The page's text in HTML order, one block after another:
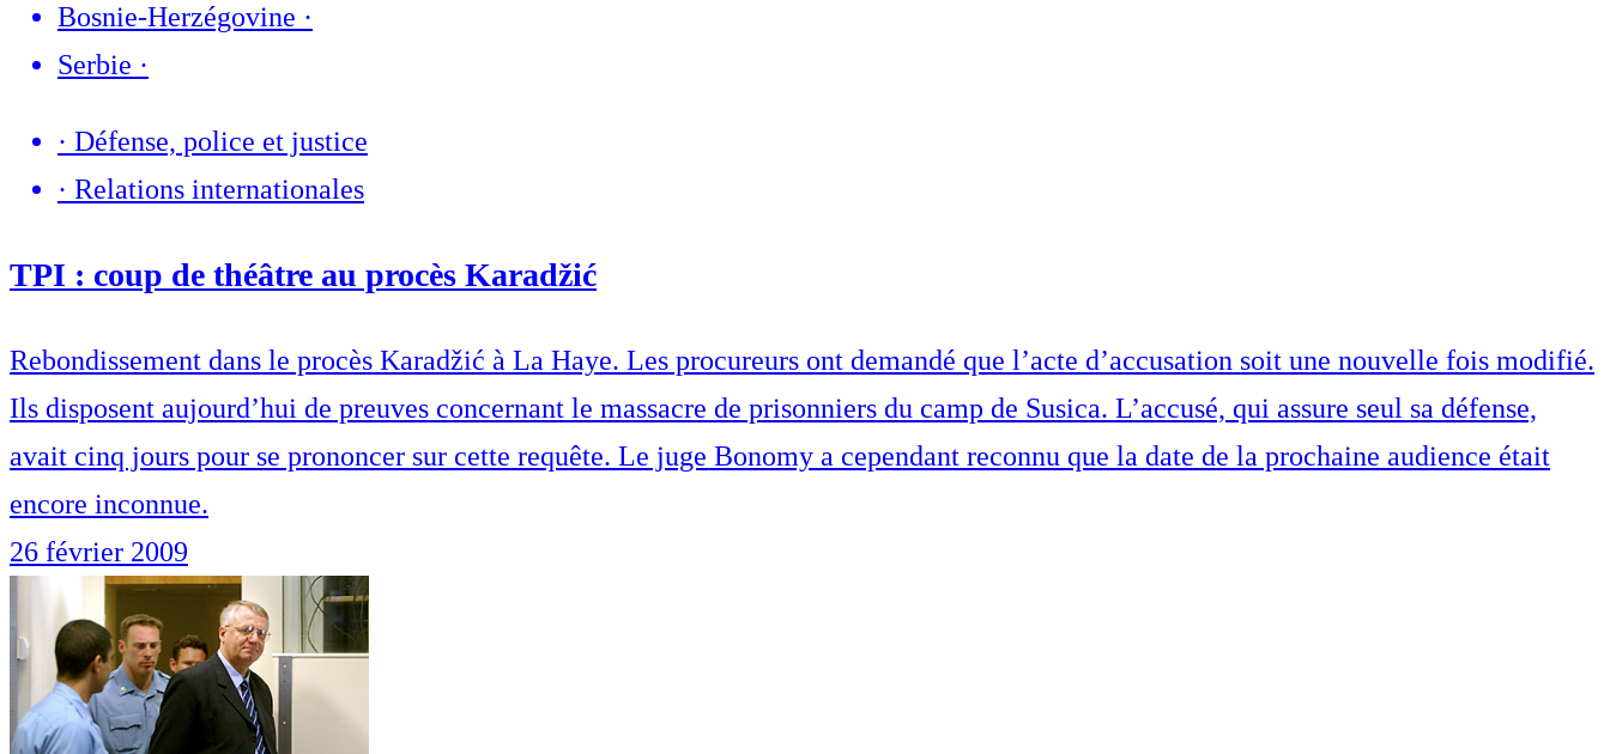
Bosnie-Herzégovine ·
Serbie ·
· Défense, police et justice
· Relations internationales
TPI : coup de théâtre au procès Karadžić
Rebondissement dans le procès Karadžić à La Haye. Les procureurs ont demandé que l’acte d’accusation soit une nouvelle fois modifié.
Ils disposent aujourd’hui de preuves concernant le massacre de prisonniers du camp de Susica. L’accusé, qui assure seul sa défense,
avait cinq jours pour se prononcer sur cette requête. Le juge Bonomy a cependant reconnu que la date de la prochaine audience était
encore inconnue.
26 février 2009